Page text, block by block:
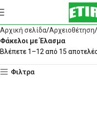
Αρχική σελίδα Αρχειοθέτηση
Φάκελοι με Έλασμα
Βλέπετε 1–12 από 15
Φιλτρα